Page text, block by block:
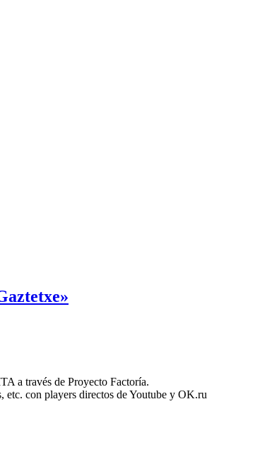
a través de Proyecto Factoría.
etc. con players directos de Youtube y OK.ru